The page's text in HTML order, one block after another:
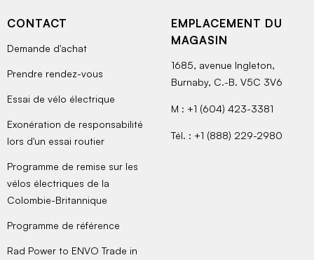
CONTACT
Demande d'achat
Prendre rendez-vous
Essai de vélo électrique
Exonération de responsabilité
lors d'un essai routier
Programme de remise sur les
vélos électriques de la
Colombie-Britannique
Programme de référence
Rad Power to ENVO Trade in
EMPLACEMENT DU
MAGASIN
1685, avenue Ingleton,
Burnaby, C.-B. V5C 3V6
M : +1 (604) 423-3381
Tél. : +1 (888) 229-2980